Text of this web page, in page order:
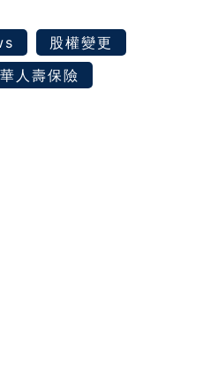
股權變更
人壽保險